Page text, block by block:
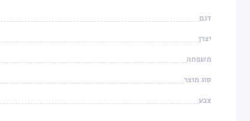
דגם
יצרן
משפחה
סוג מוצר
צבע